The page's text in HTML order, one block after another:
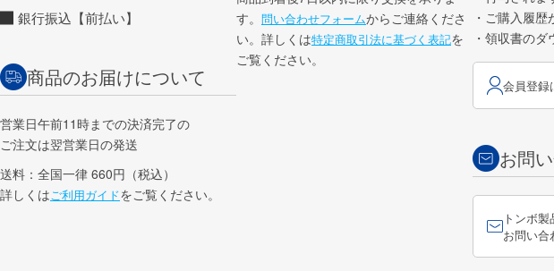
銀行振込【前払い】
商品のお届けについて
営業日午前11時までの決済完了の
ご注文は翌営業日の発送
送料：全国一律 660円（税込）
詳しくはご利用ガイドをご覧ください。
す。 問い合わせフォームからご連絡くださ
い。詳しくは特定商取引法に基づく表記を
ご覧ください。
・ご購入履歴
・領収書のダ
会員登録
お問
トンボ
お問い合